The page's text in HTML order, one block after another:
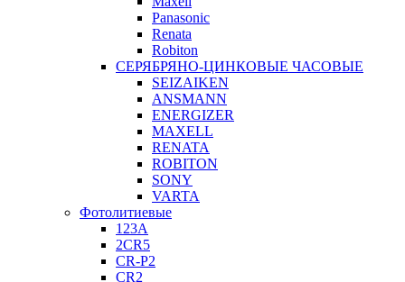
Panasonic
Renata
Robiton
СЕРЯБРЯНО-ЦИНКОВЫЕ ЧАСОВЫЕ
SEIZAIKEN
ANSMANN
ENERGIZER
MAXELL
RENATA
ROBITON
SONY
VARTA
Фотолитиевые
123A
2CR5
CR-P2
CR2